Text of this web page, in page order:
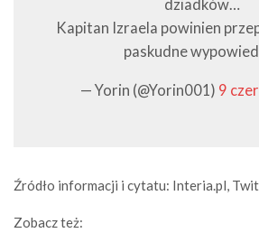
dziadków…
Kapitan Izraela powinien
paskudne
— Yorin (@Yorin001) 9
Źródło informacji i cytatu: Interia.pl,
Zobacz też: